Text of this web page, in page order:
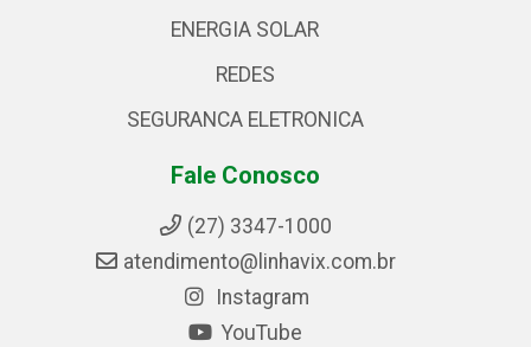
ENERGIA SOLAR
REDES
SEGURANCA ELETRONICA
Fale Conosco
(27) 3347-1000
atendimento@linhavix.com.br
Instagram
YouTube